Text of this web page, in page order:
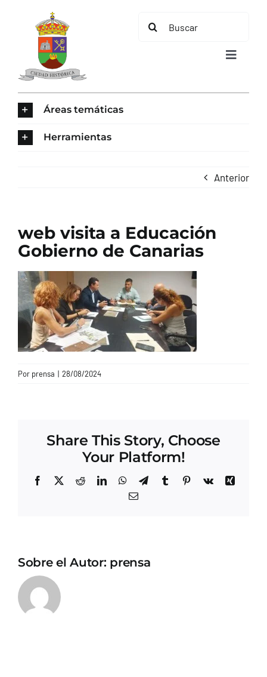
contenido
Buscar:
Toggle
TURISMO
CONTACTO
Áreas temáticas
Herramientas
Anterior
web visita a Educación
Gobierno de Canarias
Por prensa | 28/08/2024
Share This Story, Choose
Your Platform!
Facebook
X RedditLinkedInWhatsApp
TelegramTumblrPinterest
Vk
Xing
Correo
Sobre el Autor: prensa